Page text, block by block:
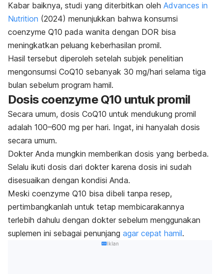
Kabar baiknya, studi yang diterbitkan oleh Advances in
Nutrition (2024) menunjukkan bahwa konsumsi
coenzyme Q10 pada wanita dengan DOR bisa
meningkatkan peluang keberhasilan promil.
Hasil tersebut diperoleh setelah subjek penelitian
mengonsumsi CoQ10 sebanyak 30 mg/hari selama tiga
bulan sebelum program hamil.
Dosis coenzymeQ10 untuk promil
Secara umum, dosis CoQ10 untuk mendukung promil
adalah 100–600 mg per hari. Ingat, ini hanyalah dosis
secara umum.
Dokter Anda mungkin memberikan dosis yang berbeda.
Selalu ikuti dosis dari dokter karena dosis ini sudah
disesuaikan dengan kondisi Anda.
Meski coenzyme Q10 bisa dibeli tanpa resep,
pertimbangkanlah untuk tetap membicarakannya
terlebih dahulu dengan dokter sebelum menggunakan
suplemen ini sebagai penunjang agar cepat hamil.
Iklan